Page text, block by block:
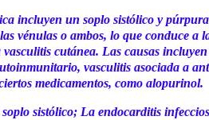
incluyen un soplo sistólico y
vénulas o ambos, lo que conduce a
cutánea. Las causas
vasculitis asociada a
medicamentos, como alopurinol.
sistólico; La endocarditis